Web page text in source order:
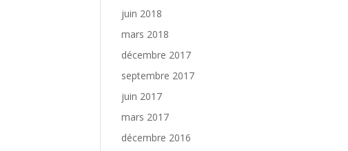
juin 2018
mars 2018
décembre 2017
septembre 2017
juin 2017
mars 2017
décembre 2016